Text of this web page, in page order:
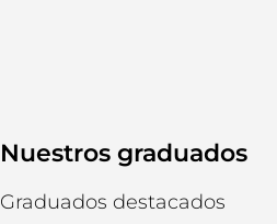
Nuestros graduados
Graduados destacados